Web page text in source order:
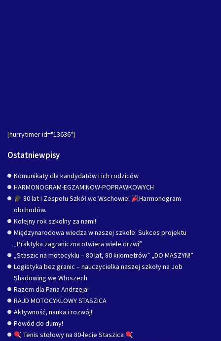
[hurrytimer id="13636"]
Ostatniewpisy
Komunikaty dla kandydatów i ich rodziców
HARMONOGRAM-EGZAMINOW-POPRAWKOWYCH
80 lat I Zespołu Szkół we Wschowie!
Harmonogram
obchodów.
Kolejny rok szkolny za nami!
Międzynarodowa wiedza w naszej szkole: Sukces projektu
„Praktyka zagraniczna otwiera wiele drzwi”
„Staszic na motocyklu – 80 lat, 80 kilometrów” „DO MASZYN!”
Logistyka bez granic – nauczycielka naszej szkoły na Job
Shadowing we Włoszech
Razem dla Pana Andrzeja!
RAJD MOTOCYKLOWY STASZICA
Aktywność, nauka i rozwój!
Powód do dumy!
Tenis stołowy na 80-lecie Staszica